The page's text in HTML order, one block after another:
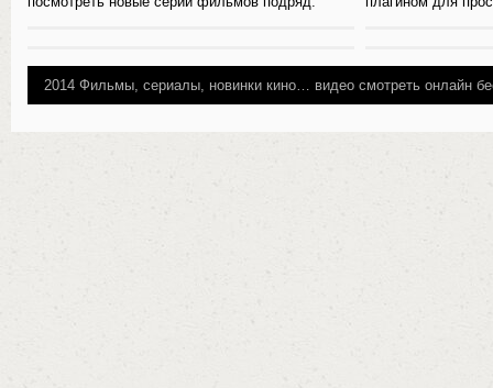
2014 Фильмы, сериалы, новинки кино… видео смотреть онлайн